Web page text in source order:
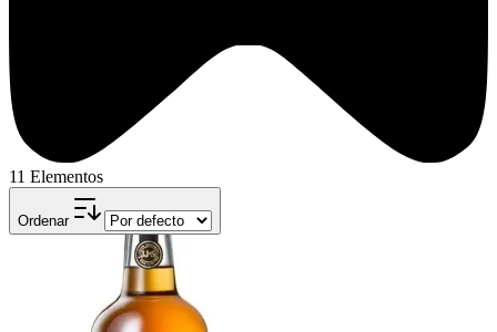
11 Elementos
Ordenar